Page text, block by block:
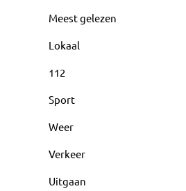
Meest gelezen
Lokaal
112
Sport
Weer
Verkeer
Uitgaan